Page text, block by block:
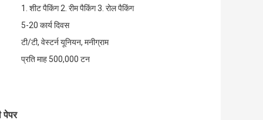
1. शीट पैकिंग 2. रीम पैकिंग 3. रोल पैकिंग
5-20 कार्य दिवस
टी/टी, वेस्टर्न यूनियन, मनीग्राम
प्रति माह 500,000 टन
पेपर